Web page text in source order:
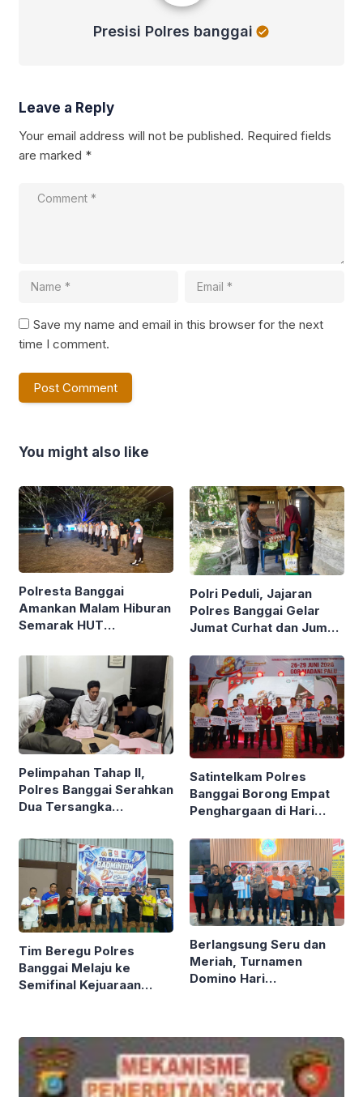
Presisi Polres banggai
Leave a Reply
Your email address will not be published. Required fields
are marked *
Save my name and email in this browser for the next
time I comment.
You might also like
Polresta Banggai
Amankan Malam Hiburan
Semarak HUT
Polri Peduli, Jajaran
Polres Banggai Gelar
Jumat Curhat dan Jumat
Warga Sekaligus Bagi
Sembako
Pelimpahan Tahap II,
Polres Banggai Serahkan
Dua Tersangka
Satintelkam Polres
Banggai Borong Empat
Penghargaan di Hari
Polda Sulteng
Tim Beregu Polres
Banggai Melaju ke
Semifinal Kejuaraan
Berlangsung Seru dan
Meriah, Turnamen
Domino Hari